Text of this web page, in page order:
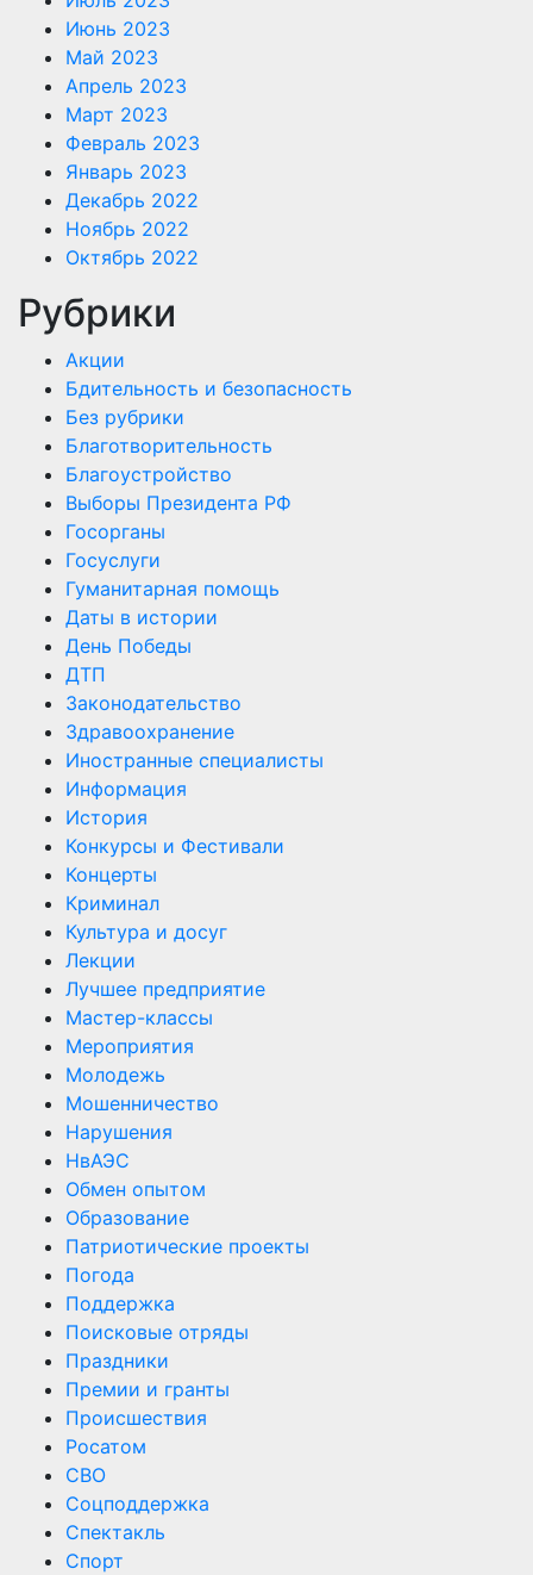
Июнь 2023
Май 2023
Апрель 2023
Март 2023
Февраль 2023
Январь 2023
Декабрь 2022
Ноябрь 2022
Октябрь 2022
Рубрики
Акции
Бдительность и безопасность
Без рубрики
Благотворительность
Благоустройство
Выборы Президента РФ
Госорганы
Госуслуги
Гуманитарная помощь
Даты в истории
День Победы
ДТП
Законодательство
Здравоохранение
Иностранные специалисты
Информация
История
Конкурсы и Фестивали
Концерты
Криминал
Культура и досуг
Лекции
Лучшее предприятие
Мастер-классы
Мероприятия
Молодежь
Мошенничество
Нарушения
НвАЭС
Обмен опытом
Образование
Патриотические проекты
Погода
Поддержка
Поисковые отряды
Праздники
Премии и гранты
Происшествия
Росатом
СВО
Соцподдержка
Спектакль
Спорт